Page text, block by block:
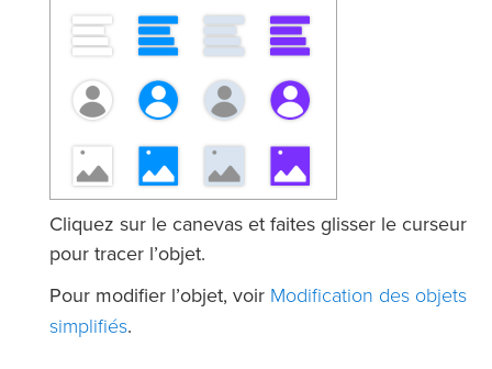
Cliquez sur le canevas et faites glisser le curseur
pour tracer l’objet.
Pour modifier l’objet, voir Modification des objets
simplifiés.